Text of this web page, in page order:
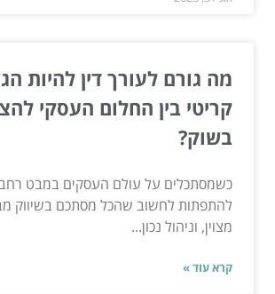
מה גורם לעורך דין להיות
קריטי בין החלום העסקי
בשוק?
כשמסתכלים על עולם העסקים במבט
להתפתות לחשוב שהכל מסתכם בשיווק
מצוין, וניהול נכון...
קרא עוד »